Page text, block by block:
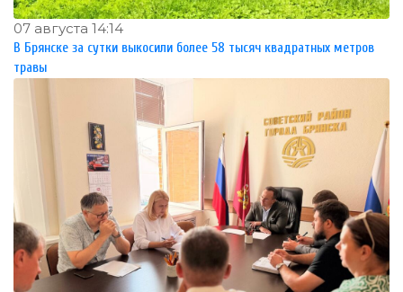
07 августа 14:14
В Брянске за сутки выкосили более 58 тысяч квадратных метров
травы